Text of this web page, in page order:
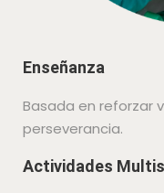
Enseñanza
Basada en reforzar
perseverancia.
Actividades